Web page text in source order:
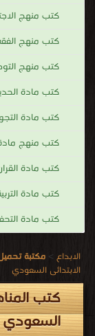
كتب منهج
كتب منهج
كتب منهج
كتب مادة
كتب مادة
كتب منهج
كتب مادة
كتب مادة
كتب مادة
الابداع > مكتبة
الابتدائى السعودي
كتب
السعودي